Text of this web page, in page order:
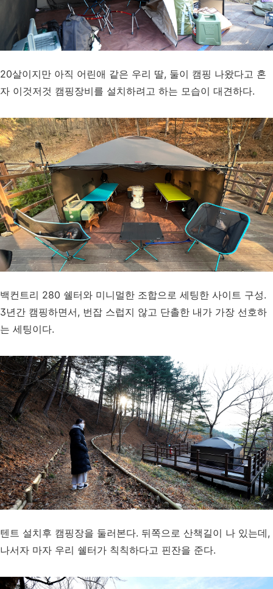
20살이지만 아직 어린애 같은 우리 딸, 둘이 캠핑 나왔다고 혼
자 이것저것 캠핑장비를 설치하려고 하는 모습이 대견하다.
백컨트리 280 쉘터와 미니멀한 조합으로 세팅한 사이트 구성.
3년간 캠핑하면서, 번잡 스럽지 않고 단촐한 내가 가장 선호하
는 세팅이다.
텐트 설치후 캠핑장을 둘러본다. 뒤쪽으로 산책길이 나 있는데,
나서자 마자 우리 쉘터가 칙칙하다고 핀잔을 준다.